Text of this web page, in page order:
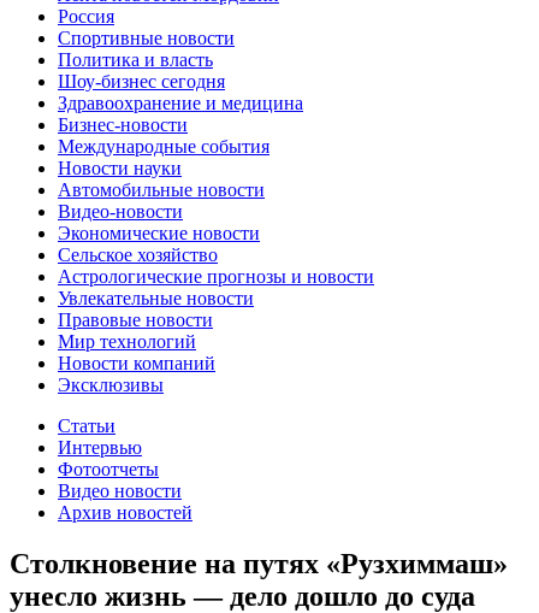
Россия
Спортивные новости
Политика и власть
Шоу-бизнес сегодня
Здравоохранение и медицина
Бизнес-новости
Международные события
Новости науки
Автомобильные новости
Видео-новости
Экономические новости
Сельское хозяйство
Астрологические прогнозы и новости
Увлекательные новости
Правовые новости
Мир технологий
Новости компаний
Эксклюзивы
Статьи
Интервью
Фотоотчеты
Видео новости
Архив новостей
Столкновение на путях «Рузхиммаш»
унесло жизнь — дело дошло до суда